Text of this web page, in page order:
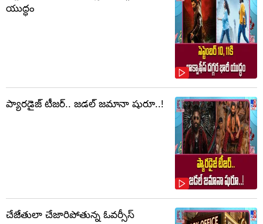
యుద్ధం
ప్యారడైజ్ టీజర్.. జడల్ జమానా షురూ..!
చేజేతులా చేజారిపోతున్న ఓవర్సీస్